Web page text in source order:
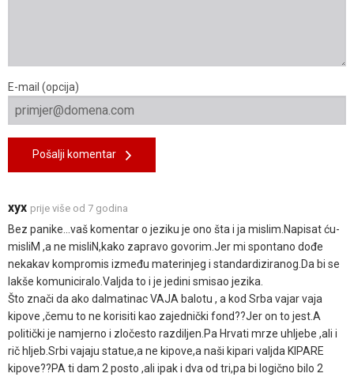
E-mail (opcija)
Pošalji komentar
xyx prije više od 7 godina
Bez panike...vaš komentar o jeziku je ono šta i ja mislim.Napisat ću-
misliM ,a ne misliN,kako zapravo govorim.Jer mi spontano dođe
nekakav kompromis između materinjeg i standardiziranog.Da bi se
lakše komuniciralo.Valjda to i je jedini smisao jezika.
Što znači da ako dalmatinac VAJA balotu , a kod Srba vajar vaja
kipove ,čemu to ne korisiti kao zajednički fond??Jer on to jest.A
politički je namjerno i zločesto razdiljen.Pa Hrvati mrze uhljebe ,ali i
rič hljeb.Srbi vajaju statue,a ne kipove,a naši kipari valjda KIPARE
kipove??PA ti dam 2 posto ,ali ipak i dva od tri,pa bi logično bilo 2